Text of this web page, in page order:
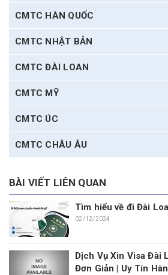
CMTC HÀN QUỐC
CMTC NHẬT BẢN
CMTC ĐÀI LOAN
CMTC MỸ
CMTC ÚC
CMTC CHÂU ÂU
BÀI VIẾT LIÊN QUAN
Tìm hiểu về đi Đài
02/12/2024
Dịch Vụ Xin Visa Đài
Đơn Giản | Uy Tín